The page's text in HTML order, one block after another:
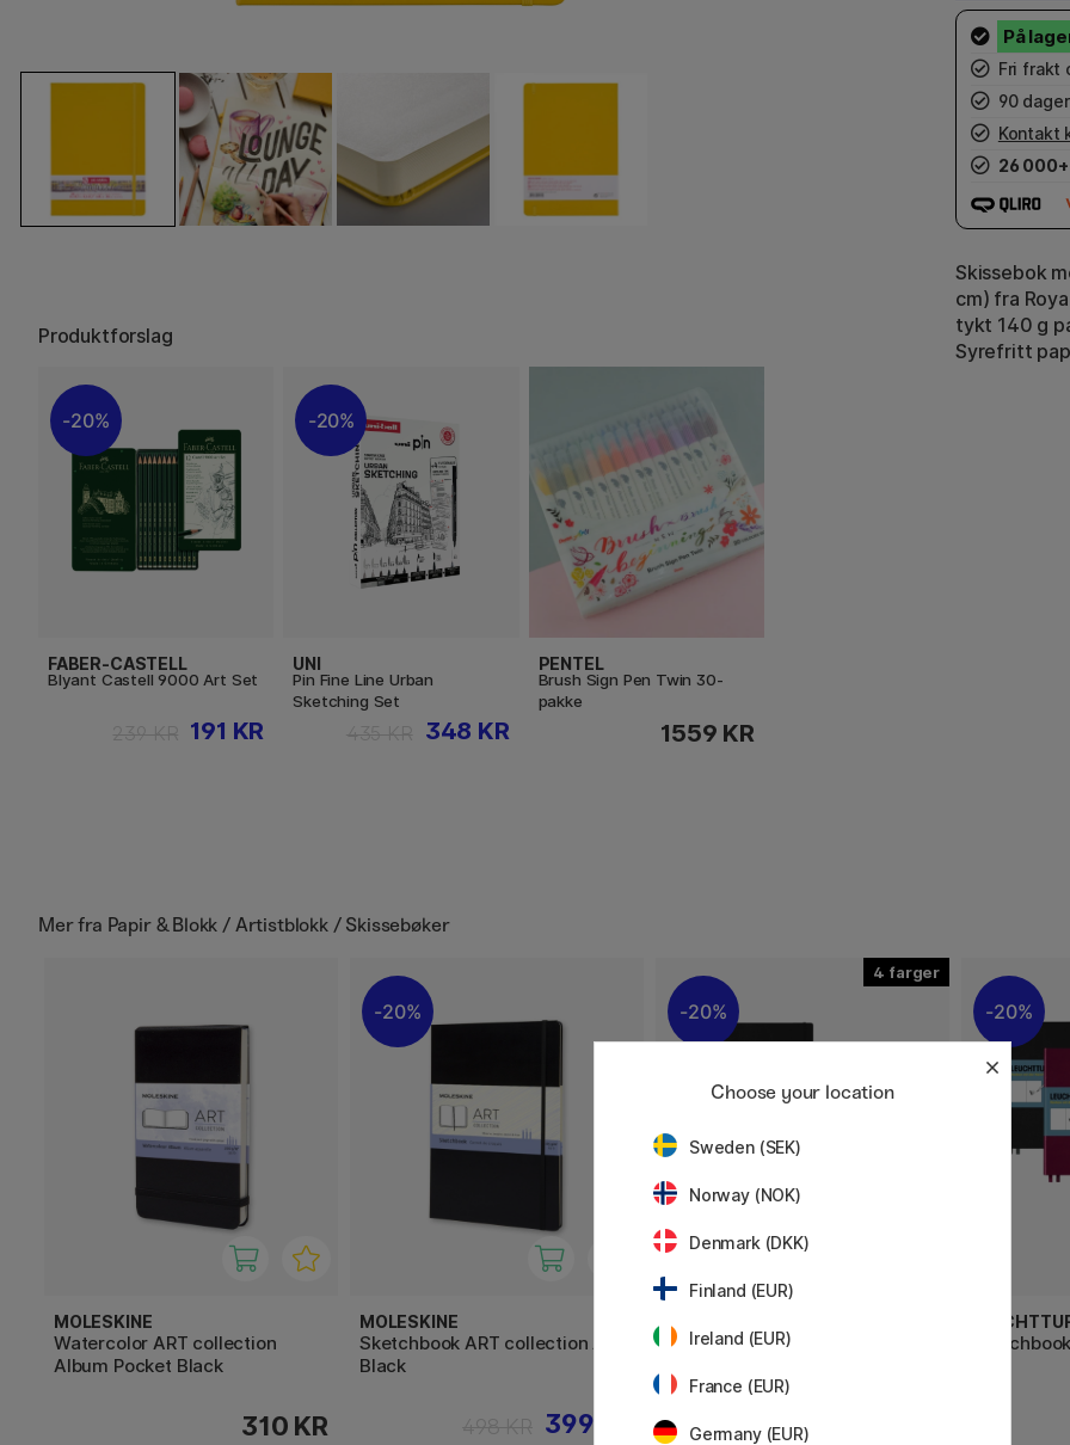
Produktforslag
20%
FABER-CASTELL
Blyant Castell 9000 Art Set
191 KR
20%
UNI
Pin Fine Line Urban
Sketching Set
348 KR
PENTEL
Brush Sign Pen Twin 30-
pakke
1559 KR
Fri frakt
90
Kontakt
26 000+
Skissebok
cm) fra
tykt 140 g
Syrefritt
Mer fra Papir & Blokk / Artistblokk / Skissebøker
MOLESKINE
Watercolor ART collection
Album Pocket Black
310 KR
20%
MOLESKINE
Sketchbook ART collection A4
Black
399 KR
4
20%
LEUCHTTURM1917
Sketchbook Square
359 KR
20%
Choose your location
Sweden (SEK)
Norway (NOK)
Denmark (DKK)
Finland (EUR)
Ireland (EUR)
France (EUR)
Germany (EUR)